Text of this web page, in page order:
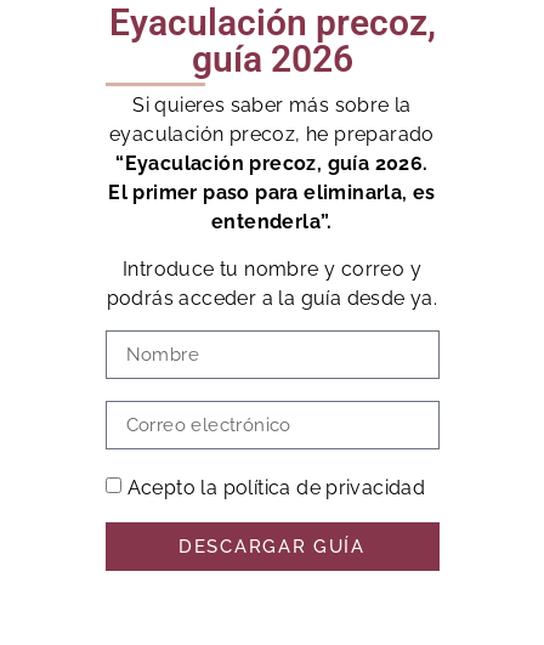
Eyaculación precoz,
guía 2026
Si quieres saber más sobre la
eyaculación precoz, he preparado
“Eyaculación precoz, guía 2026.
El primer paso para eliminarla, es
entenderla”.
Introduce tu nombre y correo y
podrás acceder a la guía desde ya.
Acepto la política de privacidad
DESCARGAR GUÍA